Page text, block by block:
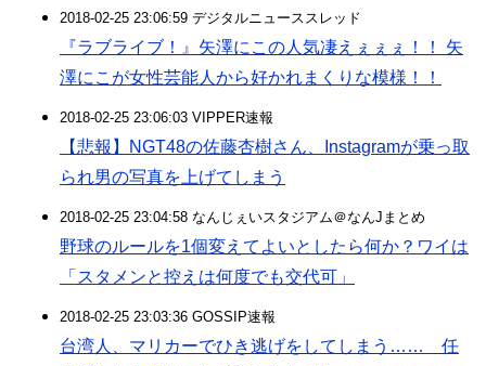
2018-02-25 23:06:59 デジタルニューススレッド
『ラブライブ！』矢澤にこの人気凄えぇぇぇ！！ 矢
澤にこが女性芸能人から好かれまくりな模様！！
2018-02-25 23:06:03 VIPPER速報
【悲報】NGT48の佐藤杏樹さん、Instagramが乗っ取
られ男の写真を上げてしまう
2018-02-25 23:04:58 なんじぇいスタジアム＠なんJまとめ
野球のルールを1個変えてよいとしたら何か？ワイは
「スタメンと控えは何度でも交代可」
2018-02-25 23:03:36 GOSSIP速報
台湾人、マリカーでひき逃げをしてしまう…… 任